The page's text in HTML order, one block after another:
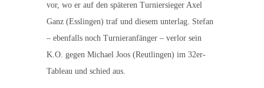
vor, wo er auf den späteren Turniersieger Axel
Ganz (Esslingen) traf und diesem unterlag. Stefan
– ebenfalls noch Turnieranfänger – verlor sein
K.O. gegen Michael Joos (Reutlingen) im 32er-
Tableau und schied aus.